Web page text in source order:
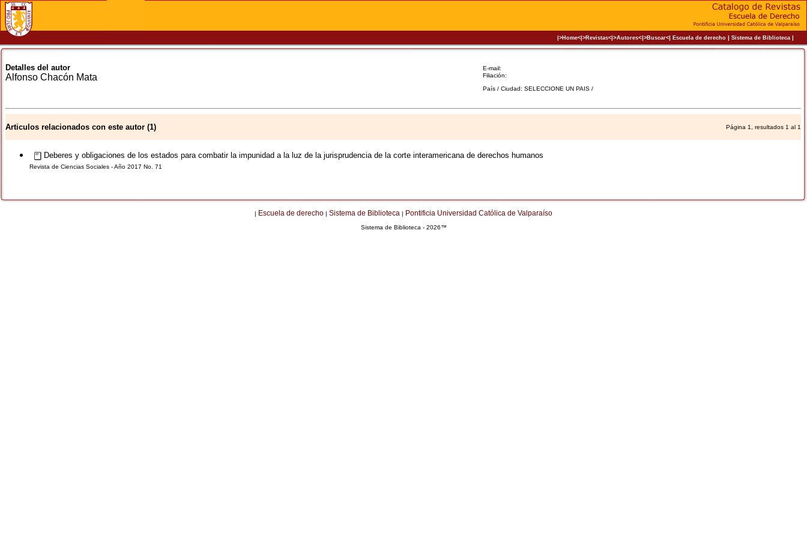
|>Home<|>Revistas<|>Autores<|>Buscar<|Escuela de derecho|Sistema de Biblioteca|
E-mail:
Filiación:
País / Ciudad: SELECCIONE UN PAIS /
Detalles del autor
Alfonso Chacón Mata
Articulos relacionados con este autor (1) Página 1, resultados 1 al 1
Deberes y obligaciones de los estados para combatir la impunidad a la luz de la jurisprudencia de la corte interamericana de derechos humanos
Revista de Ciencias Sociales - Año 2017 No. 71
| Escuela de derecho | Sistema de Biblioteca | Pontificia Universidad Católica de Valparaíso
Sistema de Biblioteca - 2026™